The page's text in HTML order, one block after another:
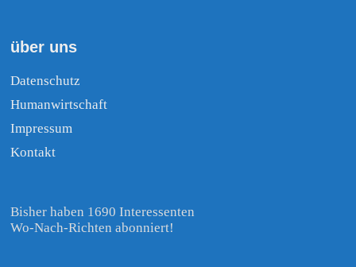
über uns
Datenschutz
Humanwirtschaft
Impressum
Kontakt
Bisher haben 1690 Interessenten
Wo-Nach-Richten abonniert!